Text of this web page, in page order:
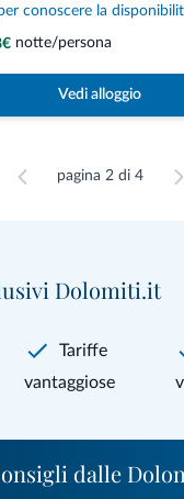
conoscere la
notte/persona
Vedi alloggio
pagina 2 di 4
Dolomiti.it
Tariffe
vantaggiose
dalle